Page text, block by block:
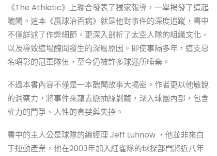
《The Athletic》上聯合發表了獨家報導，一舉揭發了這起
醜聞。這本《贏球治百病》就是他對事件的深度追蹤，書中
不僅詳述了作弊細節，更深入剖析了太空人隊的組織文化，
以及導致這場醜聞發生的深層原因。即使事隔多年，這支惡
名昭彰的冠軍隊伍，至今仍被許多球迷所唾棄。
不過本書內容不僅是一本醜聞故事大揭密。作者更以他敏銳
的洞察力，將事件來龍去脈抽絲剝繭，深入球團內部，包含
權力的鬥爭、人性的貪婪與失控。
書中的主人公是球隊的總經理 Jeff Luhnow ，他並非來自
于運動產業，他在2003年加入紅雀隊的球探部門將近八年